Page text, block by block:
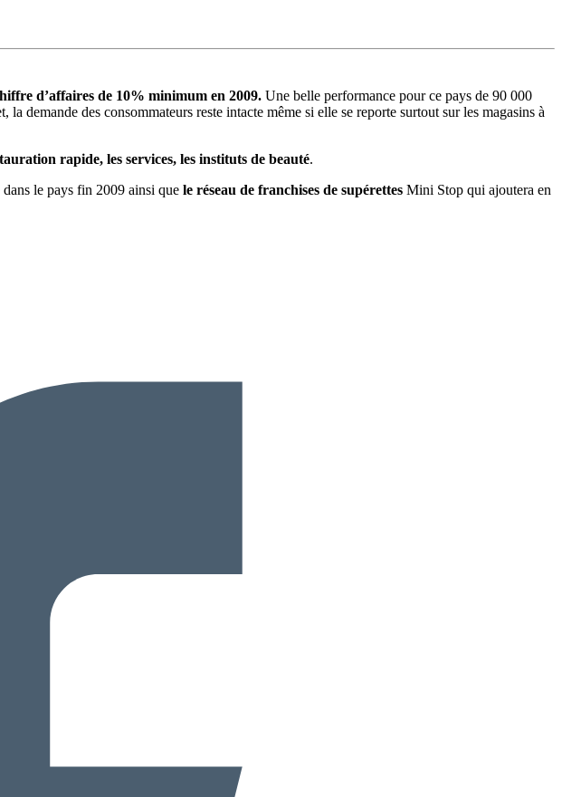
d’affaires de 10% minimum en 2009. Une belle performance pour ce pays de 90 000
demande des consommateurs reste intacte même si elle se reporte surtout sur les magasins à
rapide, les services, les instituts de beauté.
le pays fin 2009 ainsi que le réseau de franchises de supérettes Mini Stop qui ajoutera en